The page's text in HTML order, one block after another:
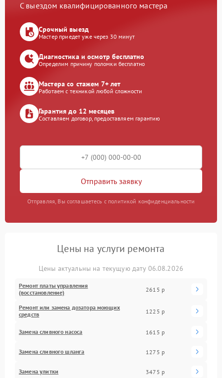
С выездом квалифицированного мастера
Срочный выезд
Мастер приедет уже через 30 минут
Диагностика и осмотр бесплатно
Определим причину поломки бесплатно
Мастера со стажем 7+ лет
Работаем с техникой любой сложности
Гарантия до 12 месяцев
Составляем договор, предоставляем гарантию
Отправить заявку
Отправляя, Вы соглашаетесь с политикой конфиденциальности
Цены на услуги ремонта
Цены актуальны на текущую дату 06.08.2026
Ремонт платы управления
(восстановление)
2615 р
Ремонт или замена дозатора моющих
средств
1225 р
Замена сливного насоса 1615 р
Замена сливного шланга 1275 р
Замена улитки 3475 р